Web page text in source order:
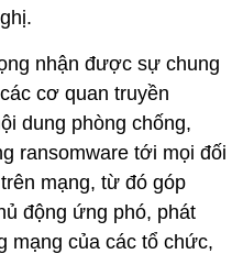
nhận được sự chung
cơ quan truyền
dung phòng chống,
ransomware tới mọi đối
mạng, từ đó góp
động ứng phó, phát
mạng của các tổ chức,